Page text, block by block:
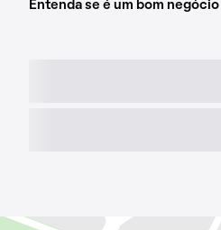
Entenda se é um bom negócio